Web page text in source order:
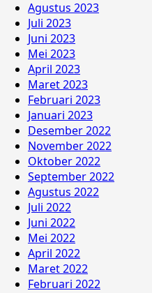
Agustus 2023
Juli 2023
Juni 2023
Mei 2023
April 2023
Maret 2023
Februari 2023
Januari 2023
Desember 2022
November 2022
Oktober 2022
September 2022
Agustus 2022
Juli 2022
Juni 2022
Mei 2022
April 2022
Maret 2022
Februari 2022